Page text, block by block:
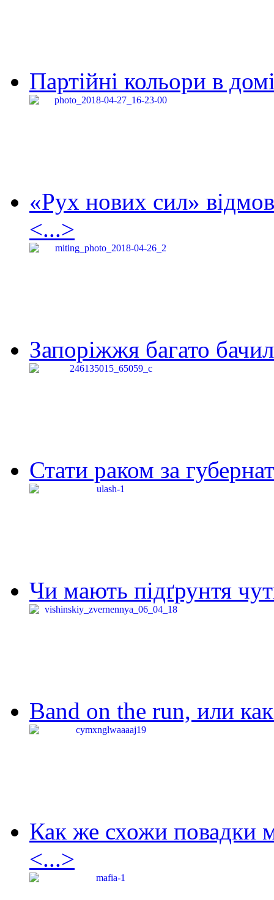
Партійні кольори в
«Рух нових сил»
<...>
Запоріжжя багато
Стати раком за
Чи мають підґрунтя
Band on the run, или
Как же схожи повадки
<...>